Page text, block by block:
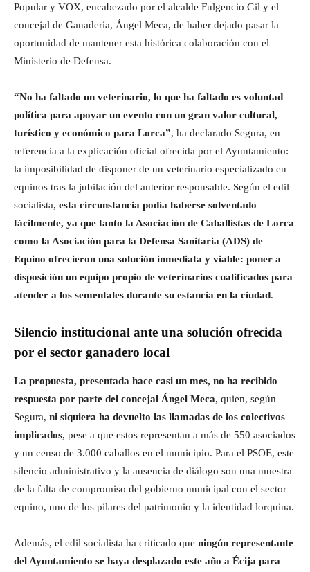
Popular y VOX, encabezado por el alcalde Fulgencio Gil y el
concejal de Ganadería, Ángel Meca, de haber dejado pasar la
oportunidad de mantener esta histórica colaboración con el
Ministerio de Defensa.
“No ha faltado un veterinario, lo que ha faltado es voluntad
política para apoyar un evento con un gran valor cultural,
turístico y económico para Lorca”, ha declarado Segura, en
referencia a la explicación oficial ofrecida por el Ayuntamiento:
la imposibilidad de disponer de un veterinario especializado en
equinos tras la jubilación del anterior responsable. Según el edil
socialista, esta circunstancia podía haberse solventado
fácilmente, ya que tanto la Asociación de Caballistas de Lorca
como la Asociación para la Defensa Sanitaria (ADS) de
Equino ofrecieron una solución inmediata y viable: poner a
disposición un equipo propio de veterinarios cualificados para
atender a los sementales durante su estancia en la ciudad.
Silencio institucional ante una solución ofrecida
por el sector ganadero local
La propuesta, presentada hace casi un mes, no ha recibido
respuesta por parte del concejal Ángel Meca, quien, según
Segura, ni siquiera ha devuelto las llamadas de los colectivos
implicados, pese a que estos representan a más de 550 asociados
y un censo de 3.000 caballos en el municipio. Para el PSOE, este
silencio administrativo y la ausencia de diálogo son una muestra
de la falta de compromiso del gobierno municipal con el sector
equino, uno de los pilares del patrimonio y la identidad lorquina.
Además, el edil socialista ha criticado que ningún representante
del Ayuntamiento se haya desplazado este año a Écija para